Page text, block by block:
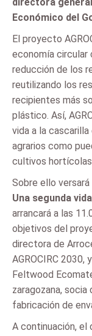
Económico del
El proyecto
economía circular
reducción de los
reutilizando los
recipientes más
plástico. Así,
vida a la
agrarios como
cultivos
Sobre ello
Una segunda
arrancará a las
objetivos del
directora de
AGROCIRC
Feltwood
zaragozana,
fabricación de
A continuación, el